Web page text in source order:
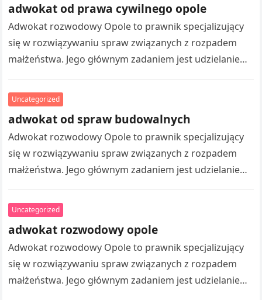
adwokat od prawa cywilnego opole
Adwokat rozwodowy Opole to prawnik specjalizujący
się w rozwiązywaniu spraw związanych z rozpadem
małżeństwa. Jego głównym zadaniem jest udzielanie
trudnym…
Uncategorized
adwokat od spraw budowalnych
Adwokat rozwodowy Opole to prawnik specjalizujący
się w rozwiązywaniu spraw związanych z rozpadem
małżeństwa. Jego głównym zadaniem jest udzielanie
trudnym…
Uncategorized
adwokat rozwodowy opole
Adwokat rozwodowy Opole to prawnik specjalizujący
się w rozwiązywaniu spraw związanych z rozpadem
małżeństwa. Jego głównym zadaniem jest udzielanie